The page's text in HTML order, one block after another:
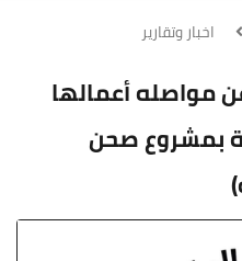
اخبار وتقارير
مواصله أعمالها
بمشروع صحن